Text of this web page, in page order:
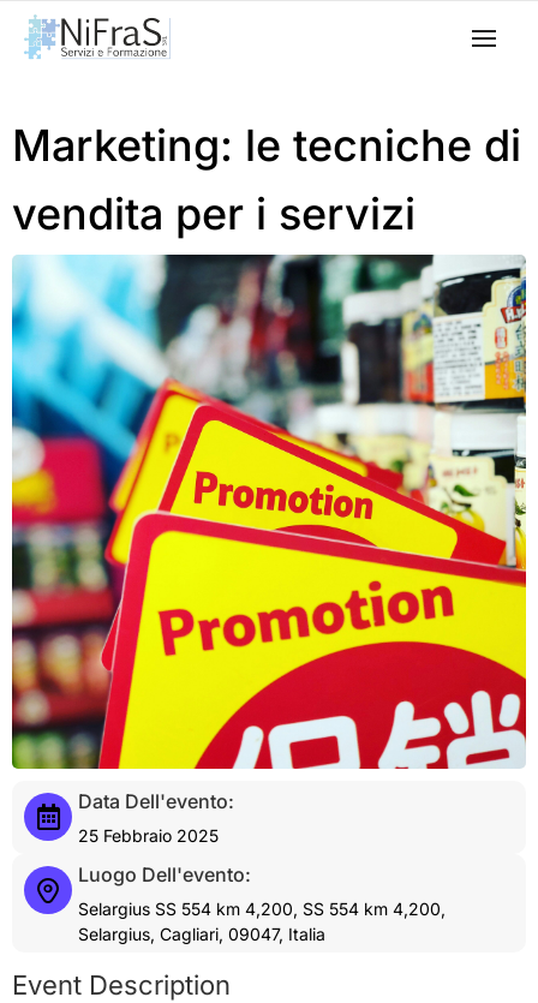
Marketing: le tecniche di
vendita per i servizi
Data Dell'evento:
25 Febbraio 2025
Luogo Dell'evento:
Selargius SS 554 km 4,200, SS 554 km 4,200,
Selargius, Cagliari, 09047, Italia
Event Description